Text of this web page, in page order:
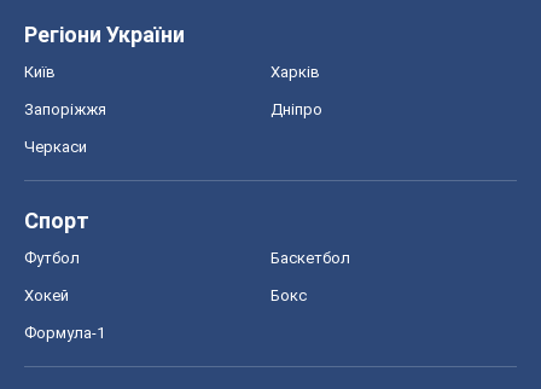
Регіони України
Київ Харків
Запоріжжя Дніпро
Черкаси
Спорт
Футбол Баскетбол
Хокей Бокс
Формула-1